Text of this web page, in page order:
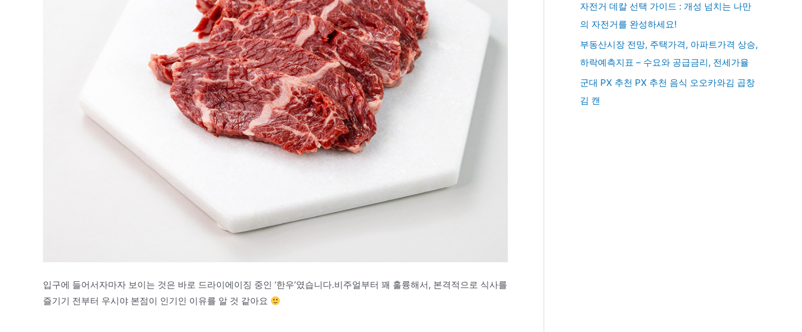
입구에 들어서자마자 보이는 것은 바로 드라이에이징 중인 ‘한우’였습니다.비주얼부터 꽤 훌륭해서, 본격적으로 식사를
즐기기 전부터 우시야 본점이 인기인 이유를 알 것 같아요
자전거 데칼 선택 가이드 : 개성 넘치는 나만
의 자전거를 완성하세요!
부동산시장 전망, 주택가격, 아파트가격 상승,
하락예측지표 – 수요와 공급금리, 전세가율
군대 PX 추천 PX 추천 음식 오오카와김 곱창
김 캔